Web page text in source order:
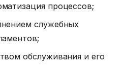
процессов;
служебных
обслуживания и его